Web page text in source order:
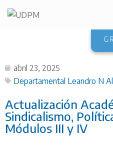
abril 23, 2025
Departamental Leandro N
Actualización
Sindicalismo,
Módulos III y IV